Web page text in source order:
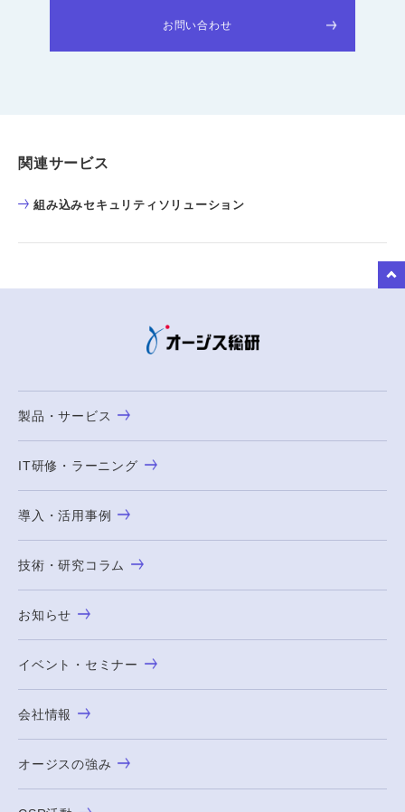
お問い合わせ
関連サービス
組み込みセキュリティソリューション
製品・サービス
IT研修・ラーニング
導入・活用事例
技術・研究コラム
お知らせ
イベント・セミナー
会社情報
オージスの強み